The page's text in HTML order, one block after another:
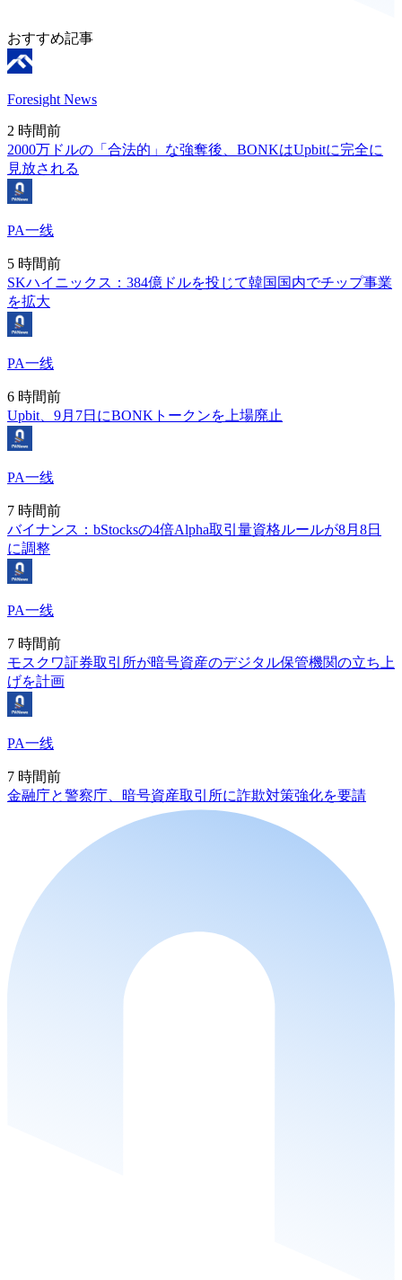
おすすめ記事
Foresight News
2 時間前
2000万ドルの「合法的」な強奪後、BONKはUpbitに完全に
見放される
PA一线
5 時間前
SKハイニックス：384億ドルを投じて韓国国内でチップ事業
を拡大
PA一线
6 時間前
Upbit、9月7日にBONKトークンを上場廃止
PA一线
7 時間前
バイナンス：bStocksの4倍Alpha取引量資格ルールが8月8日
に調整
PA一线
7 時間前
モスクワ証券取引所が暗号資産のデジタル保管機関の立ち上
げを計画
PA一线
7 時間前
金融庁と警察庁、暗号資産取引所に詐欺対策強化を要請